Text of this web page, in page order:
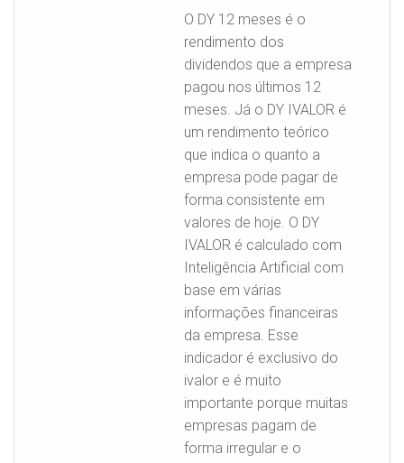
O DY 12 meses é o
rendimento dos
dividendos que a empresa
pagou nos últimos 12
meses. Já o DY IVALOR é
um rendimento teórico
que indica o quanto a
empresa pode pagar de
forma consistente em
valores de hoje. O DY
IVALOR é calculado com
Inteligência Artificial com
base em várias
informações financeiras
da empresa. Esse
indicador é exclusivo do
ivalor e é muito
importante porque muitas
empresas pagam de
forma irregular e o